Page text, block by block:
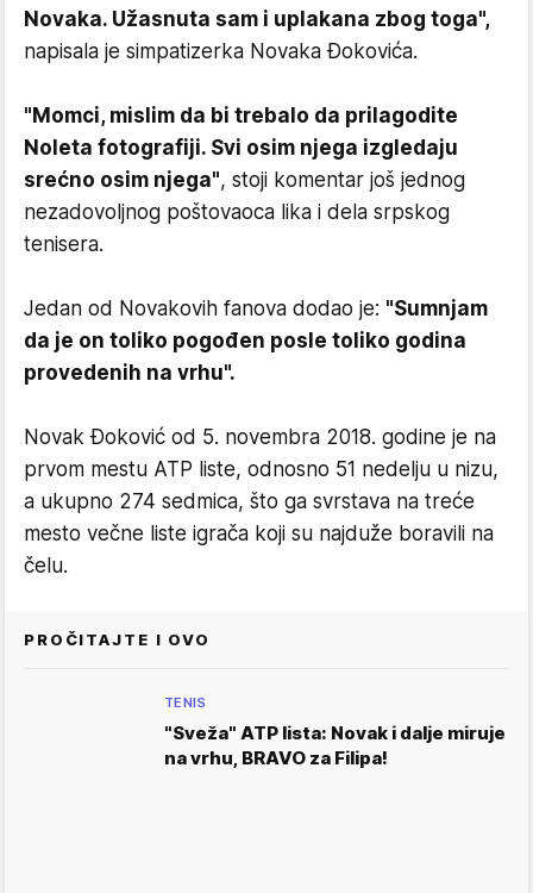
Novaka. Užasnuta sam i uplakana zbog toga",
napisala je simpatizerka Novaka Đokovića.
"Momci, mislim da bi trebalo da prilagodite
Noleta fotografiji. Svi osim njega izgledaju
srećno osim njega", stoji komentar još jednog
nezadovoljnog poštovaoca lika i dela srpskog
tenisera.
Jedan od Novakovih fanova dodao je: "Sumnjam
da je on toliko pogođen posle toliko godina
provedenih na vrhu".
Novak Đoković od 5. novembra 2018. godine je na
prvom mestu ATP liste, odnosno 51 nedelju u nizu,
a ukupno 274 sedmica, što ga svrstava na treće
mesto večne liste igrača koji su najduže boravili na
čelu.
PROČITAJTE I OVO
TENIS
"Sveža" ATP lista: Novak i dalje miruje
na vrhu, BRAVO za Filipa!